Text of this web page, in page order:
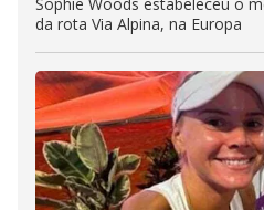
da rota Via Alpina, na Europa